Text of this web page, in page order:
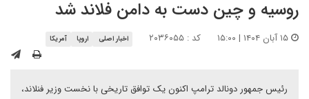
روسیه و چین دست به دامن فلاند شد
کد : ۲۰۳۶۰۵۵ اخبار اصلی اروپا آمریکا
رئیس جمهور دونالد ترامپ اکنون یک توافق تاریخی با نخست وزیر فنلاند،